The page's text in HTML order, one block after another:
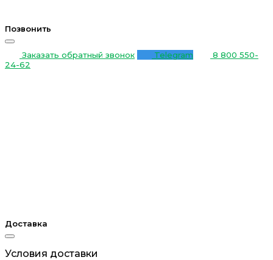
Позвонить
Заказать обратный звонок Telegram
8 800 550-
24-62
Доставка
Условия доставки